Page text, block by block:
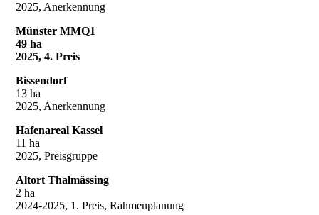
2025, Anerkennung
Münster MMQ1
49 ha
2025, 4. Preis
Bissendorf
13 ha
2025, Anerkennung
Hafenareal Kassel
11 ha
2025, Preisgruppe
Altort Thalmässing
2 ha
2024-2025, 1. Preis, Rahmenplanung